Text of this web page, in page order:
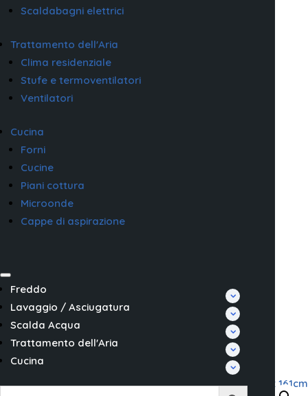
Scaldabagni elettrici
Trattamento dell'Aria
Clima residenziale
Stufe e termoventilatori
Ventilatori
Cucina
Forni
Cucine
Piani cottura
Microonde
Cappe di aspirazione
Freddo
Lavaggio / Asciugatura
Scalda Acqua
Trattamento dell'Aria
Cucina